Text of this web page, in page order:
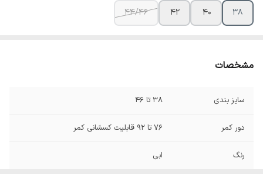
38
40
42
44/46
مشخصات
سایز بندی 38 تا 46
دور کمر 76 تا 92 قابلیت کسشانی کمر
رنگ ابی